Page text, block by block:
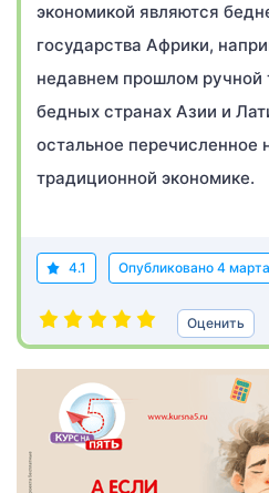
экономикой являются
государства Африки,
недавнем прошлом ручной
бедных странах Азии и
остальное перечисленное
традиционной экономике.
4.1 Опубликовано 4
Оценить